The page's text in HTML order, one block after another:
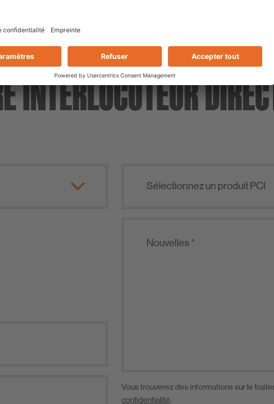
INTERLOCUTEUR
Vous trouverez des informations sur le
confidentialité.